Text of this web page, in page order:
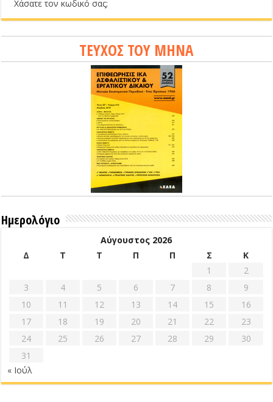
Χάσατε τον κωδικό σας;
ΤΕΥΧΟΣ ΤΟΥ ΜΗΝΑ
Ημερολόγιο
Αύγουστος 2026
Δ
Τ Τ Π Π Σ
Κ
1
2
3
4 5 6 7 8
9
10
11 12 13 14 15
16
17
18 19 20 21 22
23
24
25 26 27 28 29
30
31
« Ιούλ